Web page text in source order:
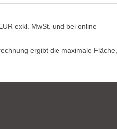
exkl. MwSt. und bei online
ergibt die maximale Fläche,